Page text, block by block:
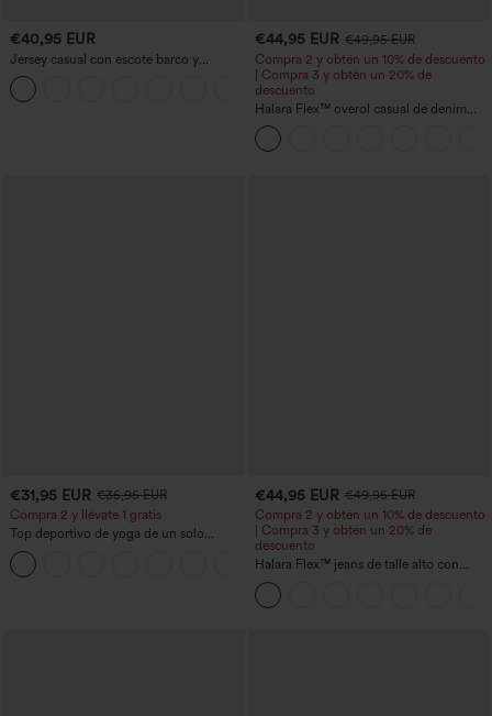
€40,95 EUR
Jersey casual con escote barco y
mangas murciélago
€44,95 EUR €49,95 EUR
Compra 2 y obtén un 10% de descuento
| Compra 3 y obtén un 20% de
descuento
Halara Flex™ overol casual de denim
lavado con escote en V y bolsillos
€31,95 EUR €35,95 EUR
Compra 2 y llévate 1 gratis
Top deportivo de yoga de un solo
hombro, manga larga con agujero para
el pulgar, dobladillo curvo estilo high-
low (frente más corto, espalda más
+3
€44,95 EUR €49,95 EUR
Compra 2 y obtén un 10% de descuento
| Compra 3 y obtén un 20% de
descuento
Halara Flex™ jeans de talle alto con
bolsillos, dobladillo enrollado, pierna
ancha y efecto lavado, estilo casual